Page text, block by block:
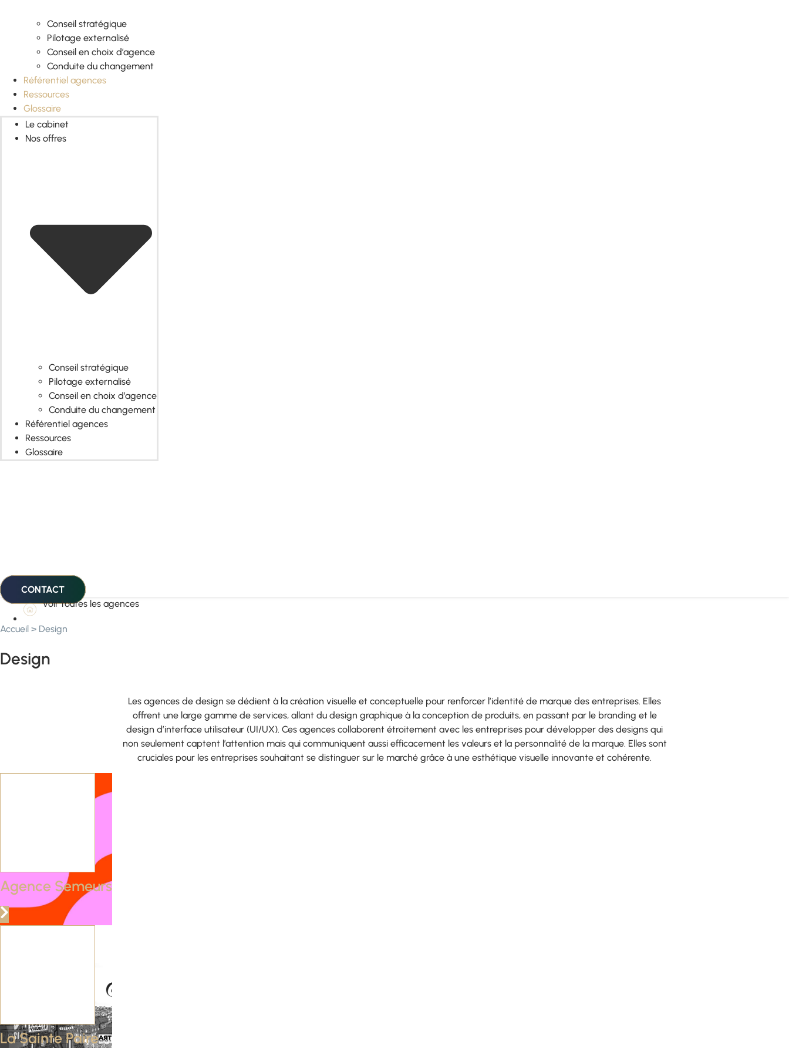
Conseil stratégique
Pilotage externalisé
Conseil en choix d’agence
Conduite du changement
Référentiel agences
Ressources
Glossaire
Le cabinet
Nos offres
Conseil stratégique
Pilotage externalisé
Conseil en choix d’agence
Conduite du changement
Référentiel agences
Ressources
Glossaire
CONTACT
Voir toutes les agences
Accueil > Design
Design
Les agences de design se dédient à la création visuelle et conceptuelle pour renforcer l’identité de marque des entreprises. Elles
offrent une large gamme de services, allant du design graphique à la conception de produits, en passant par le branding et le
design d’interface utilisateur (UI/UX). Ces agences collaborent étroitement avec les entreprises pour développer des designs qui
non seulement captent l’attention mais qui communiquent aussi efficacement les valeurs et la personnalité de la marque. Elles sont
cruciales pour les entreprises souhaitant se distinguer sur le marché grâce à une esthétique visuelle innovante et cohérente.
Agence Semeurs
La Sainte Paire